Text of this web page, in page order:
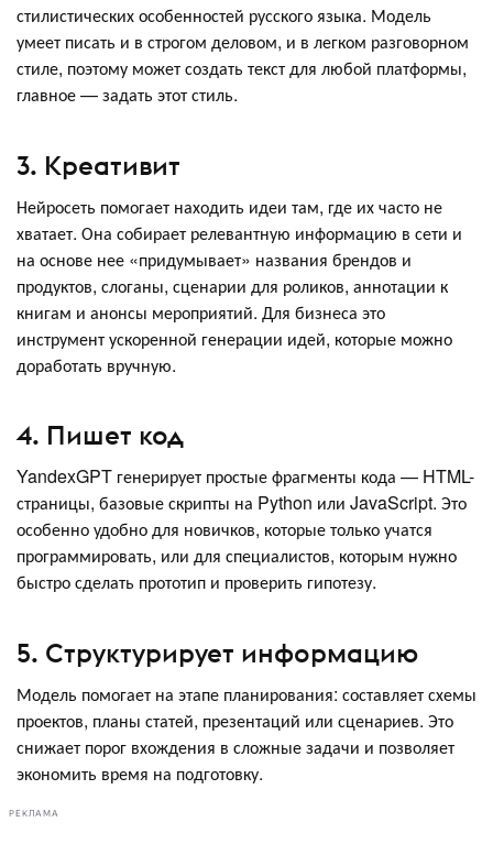
стилистических особенностей русского языка. Модель
умеет писать и в строгом деловом, и в легком разговорном
стиле, поэтому может создать текст для любой платформы,
главное — задать этот стиль.
3. Креативит
Нейросеть помогает находить идеи там, где их часто не
хватает. Она собирает релевантную информацию в сети и
на основе нее «придумывает» названия брендов и
продуктов, слоганы, сценарии для роликов, аннотации к
книгам и анонсы мероприятий. Для бизнеса это
инструмент ускоренной генерации идей, которые можно
доработать вручную.
4. Пишет код
YandexGPT генерирует простые фрагменты кода — HTML-
страницы, базовые скрипты на Python или JavaScript. Это
особенно удобно для новичков, которые только учатся
программировать, или для специалистов, которым нужно
быстро сделать прототип и проверить гипотезу.
5. Структурирует информацию
Модель помогает на этапе планирования: составляет схемы
проектов, планы статей, презентаций или сценариев. Это
снижает порог вхождения в сложные задачи и позволяет
экономить время на подготовку.
РЕКЛАМА